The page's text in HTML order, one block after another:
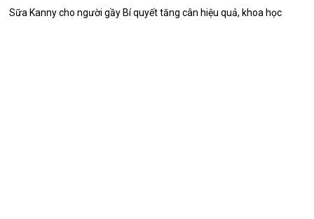
Sữa Kanny cho người gầy Bí quyết tăng cân hiệu quả, khoa học